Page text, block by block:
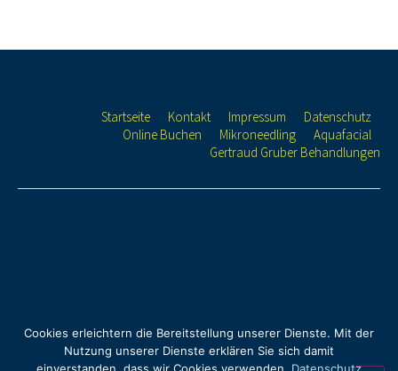
Startseite Kontakt Impressum
Datenschutz
Online Buchen
Mikroneedling
Aquafacial
Gertraud Gruber Behandlungen
Cookies erleichtern die Bereitstellung unserer Dienste. Mit der
Nutzung unserer Dienste erklären Sie sich damit